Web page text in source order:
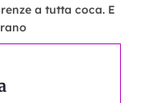
a tutta coca. E